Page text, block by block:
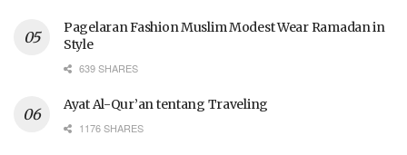
Pagelaran Fashion Muslim Modest Wear Ramadan in
Style
639 SHARES
Ayat Al-Qur’an tentang Traveling
1176 SHARES